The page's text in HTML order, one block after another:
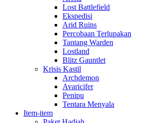
Lost Battlefield
Ekspedisi
Arid Ruins
Percobaan Terlupakan
Tantang Warden
Lostland
Blitz Gauntlet
Krisis Kastil
Archdemon
Avaricifer
Penipu
Tentara Menyala
Item-item